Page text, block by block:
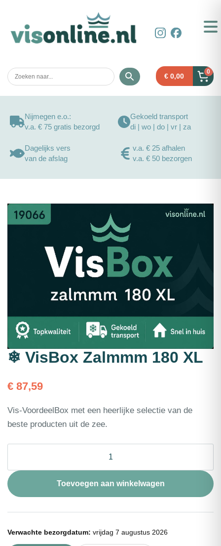
€ 0,00
0
Nijmegen e.o.:
v.a. € 75 gratis bezorgd
Gekoeld transport
di | wo | do | vr | za
Dagelijks vers
van de afslag
v.a. € 25 afhalen
v.a. € 50 bezorgen
❄ VisBox Zalmmm 180 XL
€ 87,59
Vis-VoordeelBox met een heerlijke selectie van de
beste producten uit de zee.
Zalmmm
180
XL
aantal
Toevoegen aan winkelwagen
Verwachte bezorgdatum: vrijdag 7 augustus 2026